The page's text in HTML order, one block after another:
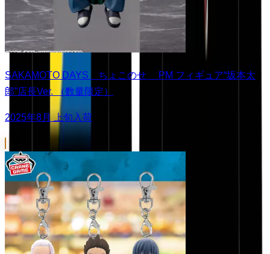
SAKAMOTO DAYS ちょこのせ PM フィギュア“坂本太
郎”店長Ver. （数量限定）
2025年8月 上旬入荷